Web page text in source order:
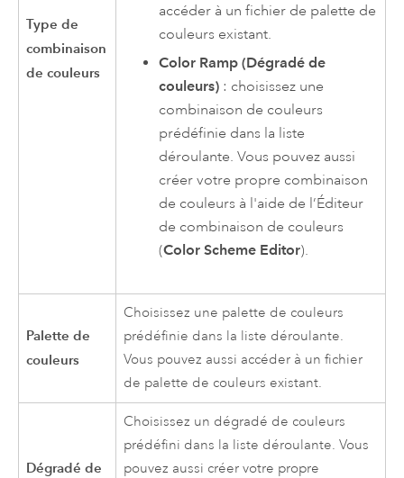
Type de
combinaison
de couleurs
accéder à un fichier de palette de
couleurs existant.
Color Ramp (Dégradé de
couleurs) : choisissez une
combinaison de couleurs
prédéfinie dans la liste
déroulante. Vous pouvez aussi
créer votre propre combinaison
de couleurs à l'aide de l’Éditeur
de combinaison de couleurs
(Color Scheme Editor).
Palette de
couleurs
Choisissez une palette de couleurs
prédéfinie dans la liste déroulante.
Vous pouvez aussi accéder à un fichier
de palette de couleurs existant.
Dégradé de
Choisissez un dégradé de couleurs
prédéfini dans la liste déroulante. Vous
pouvez aussi créer votre propre